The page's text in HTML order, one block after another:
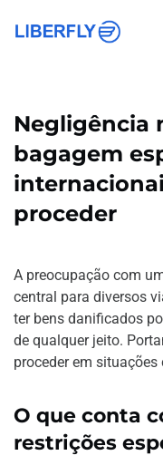
Negligência
bagagem
proceder
A preocupação com
central para diversos
ter bens danificados
de qualquer jeito.
proceder em
O que conta
restrições